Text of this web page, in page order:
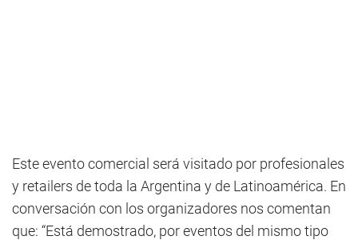
Este evento comercial será visitado por profesionales
y retailers de toda la Argentina y de Latinoamérica. En
conversación con los organizadores nos comentan
que: “Está demostrado, por eventos del mismo tipo